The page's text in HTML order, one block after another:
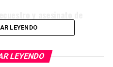
que transportaban
LEYENDO
LEYENDO